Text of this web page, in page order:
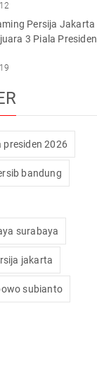
Persija Jakarta
3 Piala Presiden
presiden 2026
bandung
surabaya
jakarta
subianto